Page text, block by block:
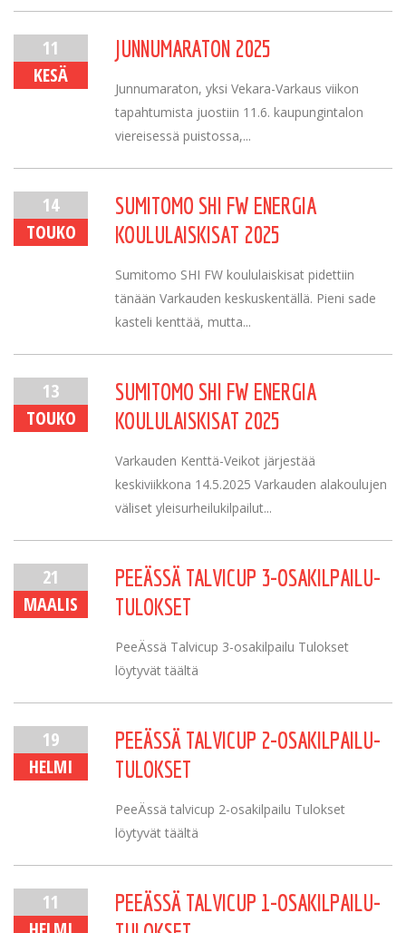
11
KESÄ
JUNNUMARATON 2025
Junnumaraton, yksi Vekara-Varkaus viikon
tapahtumista juostiin 11.6. kaupungintalon
viereisessä puistossa,...
14
TOUKO
SUMITOMO SHI FW ENERGIA
KOULULAISKISAT 2025
Sumitomo SHI FW koululaiskisat pidettiin
tänään Varkauden keskuskentällä. Pieni sade
kasteli kenttää, mutta...
13
TOUKO
SUMITOMO SHI FW ENERGIA
KOULULAISKISAT 2025
Varkauden Kenttä-Veikot järjestää
keskiviikkona 14.5.2025 Varkauden alakoulujen
väliset yleisurheilukilpailut...
21
MAALIS
PEEÄSSÄ TALVICUP 3-OSAKILPAILU-
TULOKSET
PeeÄssä Talvicup 3-osakilpailu Tulokset
löytyvät täältä
19
HELMI
PEEÄSSÄ TALVICUP 2-OSAKILPAILU-
TULOKSET
PeeÄssä talvicup 2-osakilpailu Tulokset
löytyvät täältä
11
PEEÄSSÄ TALVICUP 1-OSAKILPAILU-